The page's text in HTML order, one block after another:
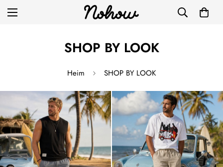
SHOP BY LOOK
Heim SHOP BY LOOK